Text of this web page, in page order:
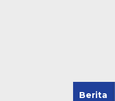
Berita